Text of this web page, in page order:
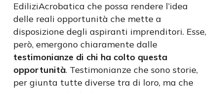
EdiliziAcrobatica che possa rendere l’idea
delle reali opportunità che mette a
disposizione degli aspiranti imprenditori. Esse,
però, emergono chiaramente dalle
testimonianze di chi ha colto questa
opportunità. Testimonianze che sono storie,
per giunta tutte diverse tra di loro, ma che